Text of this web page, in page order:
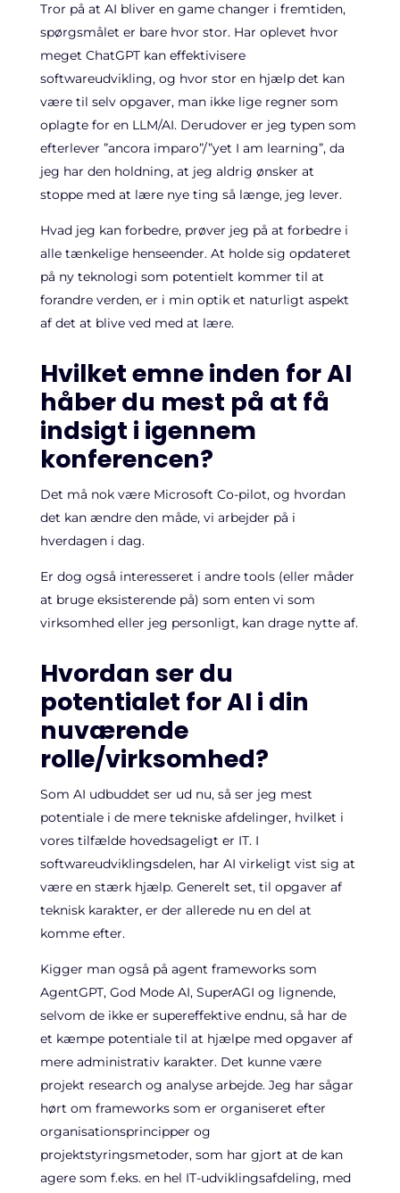
Tror på at AI bliver en game changer i fremtiden,
spørgsmålet er bare hvor stor. Har oplevet hvor
meget ChatGPT kan effektivisere
softwareudvikling, og hvor stor en hjælp det kan
være til selv opgaver, man ikke lige regner som
oplagte for en LLM/AI. Derudover er jeg typen som
efterlever ”ancora imparo”/”yet I am learning”, da
jeg har den holdning, at jeg aldrig ønsker at
stoppe med at lære nye ting så længe, jeg lever.
Hvad jeg kan forbedre, prøver jeg på at forbedre i
alle tænkelige henseender. At holde sig opdateret
på ny teknologi som potentielt kommer til at
forandre verden, er i min optik et naturligt aspekt
af det at blive ved med at lære.
Hvilket emne inden for AI
håber du mest på at få
indsigt i igennem
konferencen?
Det må nok være Microsoft Co-pilot, og hvordan
det kan ændre den måde, vi arbejder på i
hverdagen i dag.
Er dog også interesseret i andre tools (eller måder
at bruge eksisterende på) som enten vi som
virksomhed eller jeg personligt, kan drage nytte af.
Hvordan ser du
potentialet for AI i din
nuværende
rolle/virksomhed?
Som AI udbuddet ser ud nu, så ser jeg mest
potentiale i de mere tekniske afdelinger, hvilket i
vores tilfælde hovedsageligt er IT. I
softwareudviklingsdelen, har AI virkeligt vist sig at
være en stærk hjælp. Generelt set, til opgaver af
teknisk karakter, er der allerede nu en del at
komme efter.
Kigger man også på agent frameworks som
AgentGPT, God Mode AI, SuperAGI og lignende,
selvom de ikke er supereffektive endnu, så har de
et kæmpe potentiale til at hjælpe med opgaver af
mere administrativ karakter. Det kunne være
projekt research og analyse arbejde. Jeg har sågar
hørt om frameworks som er organiseret efter
organisationsprincipper og
projektstyringsmetoder, som har gjort at de kan
agere som f.eks. en hel IT-udviklingsafdeling, med